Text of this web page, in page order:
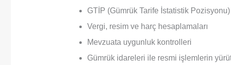
GTİP (Gümrük Tarife İstatistik
Vergi, resim ve harç hesaplamaları
Mevzuata uygunluk kontrolleri
Gümrük idareleri ile resmi işlemlerin